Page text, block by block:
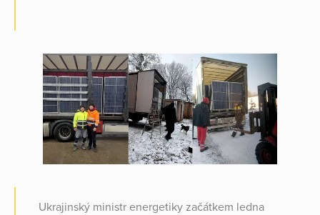
Ukrajinský ministr energetiky začátkem ledna